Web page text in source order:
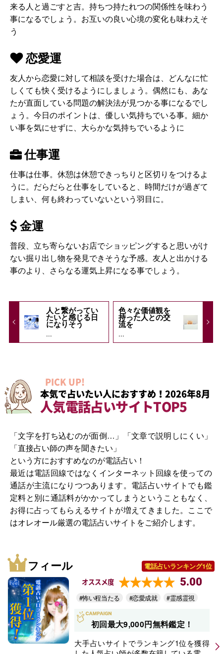
来る人と過ごすと吉。持ちつ持たれつの関係性を味わう
事になるでしょう。お互いの良い心境の変化も味わえそ
う
恋愛運
友人から恋愛に対して相談を受けた場合は、どんなに忙
しくても快く受けるようにしましょう。偶然にも、あな
たが直面している問題の解決法が見つかる事になるでし
ょう。今日のポイントは、優しい気持ちでいる事。細か
い事を気にせずに、大らかな気持ちでいるように
仕事運
仕事は仕事。休憩は休憩できっちりと区切りをつけるよ
うに。だらだらと仕事をしていると、時間だけが過ぎて
しまい、何も終わっていないという羽目に。
金運
普段、立ち寄らないお店でショッピングすると思いがけ
ない掘り出し物を発見できそうな予感。友人と出かける
事のより、さらなる運気上昇になる事でしょう。
人と繋がってい
たいと感じる日
になりそう
...
色々な価値観を
持った人との交
流を
...
PICK UP!
本気で占いたい人におすすめ！2026年8月
人気電話占いサイトTOP5
「文字を打ち込むのが面倒…」「文章で説明しにくい」
「直接占い師の声を聞きたい」
という方におすすめなのが電話占い！
最近は電話回線ではなくインターネット回線を使っての
通話が主流になりつつあります。電話占いサイトでも鑑
定料と別に通話料がかかってしまうということもなく、
お得に占ってもらえるサイトが増えてきました。ここで
はオレオール厳選の電話占いサイトをご紹介します。
フィール 電話占いランキング1位
オススメ度 5.00
#怖い程当たる #恋愛成就 #霊感霊視
初回最大9,000円無料鑑定！
大手占いサイトでランキング1位を獲得